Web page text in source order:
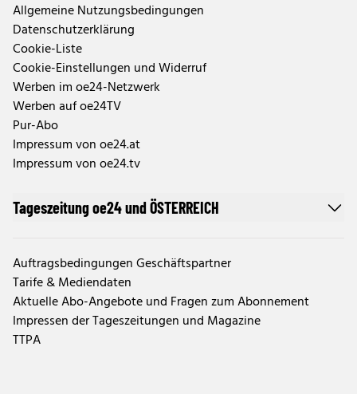
Allgemeine Nutzungsbedingungen
Datenschutzerklärung
Cookie-Liste
Cookie-Einstellungen und Widerruf
Werben im oe24-Netzwerk
Werben auf oe24TV
Pur-Abo
Impressum von oe24.at
Impressum von oe24.tv
Tageszeitung oe24 und ÖSTERREICH
Auftragsbedingungen Geschäftspartner
Tarife & Mediendaten
Aktuelle Abo-Angebote und Fragen zum Abonnement
Impressen der Tageszeitungen und Magazine
TTPA